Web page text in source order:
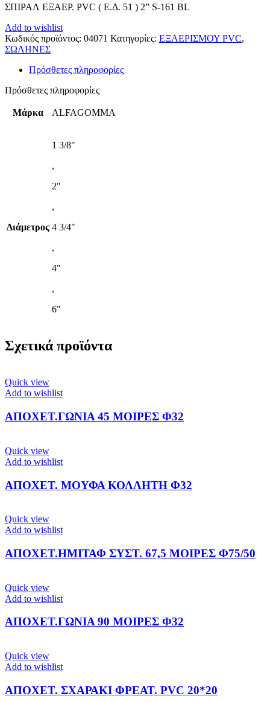
ΣΠΙΡΑΛ ΕΞΑΕΡ. PVC ( Ε.Δ. 51 ) 2” S-161 BL
Add to wishlist
Κωδικός προϊόντος: 04071 Κατηγορίες: ΕΞΑΕΡΙΣΜΟΥ PVC,
ΣΩΛΗΝΕΣ
Πρόσθετες πληροφορίες
Πρόσθετες πληροφορίες
Μάρκα ALFAGOMMA
Διάμετρος
1 3/8"
,
2"
,
4 3/4"
,
4"
,
6"
Σχετικά προϊόντα
Quick view
Add to wishlist
ΑΠΟΧΕΤ.ΓΩΝΙΑ 45 ΜΟΙΡΕΣ Φ32
Quick view
Add to wishlist
ΑΠΟΧΕΤ. ΜΟΥΦΑ ΚΟΛΛΗΤΗ Φ32
Quick view
Add to wishlist
ΑΠΟΧΕΤ.ΗΜΙΤΑΦ ΣΥΣΤ. 67,5 ΜΟΙΡΕΣ Φ75/50
Quick view
Add to wishlist
ΑΠΟΧΕΤ.ΓΩΝΙΑ 90 ΜΟΙΡΕΣ Φ32
Quick view
Add to wishlist
ΑΠΟΧΕΤ. ΣΧΑΡΑΚΙ ΦΡΕΑΤ. PVC 20*20